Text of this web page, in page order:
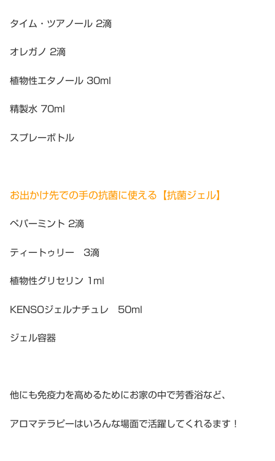
タイム・ツアノール 2滴
オレガノ 2滴
植物性エタノール 30ml
精製水 70ml
スプレーボトル
お出かけ先での手の抗菌に使える【抗菌ジェル】
ペパーミント 2滴
ティートゥリー 3滴
植物性グリセリン 1ml
KENSOジェルナチュレ 50ml
ジェル容器
他にも免疫力を高めるためにお家の中で芳香浴など、
アロマテラピーはいろんな場面で活躍してくれるます！